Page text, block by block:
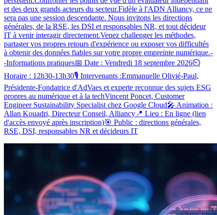
et des deux grands acteurs du secteur.Fidèle à l'ADN Alliancy, ce ne
sera pas une session descendante. Nous invitons les directions
générales, de la RSE, les DSI et responsables NR, et tout décideur
IT à venir interagir directement.Venez challenger les méthodes,
partager vos propres retours d'expérience ou exposer vos difficultés
à obtenir des données fiables sur votre propre empreinte numérique.-
-Informations pratiques📅 Date : Vendredi 18 septembre 2026⏲️
Horaire : 12h30-13h30🎙️ Intervenants :Emmanuelle Olivié-Paul,
Présidente-Fondatrice d'AdVaes et experte reconnue des sujets ESG
propres au numérique et à la techVincent Poncet, Customer
Engineer Sustainability Specialist chez Google Cloud🎤 Animation :
Allan Kouadri, Directeur Conseil, Alliancy📍 Lieu : En ligne (lien
d'accès envoyé après inscription)🎯 Public : directions générales,
RSE, DSI, responsables NR et décideurs IT